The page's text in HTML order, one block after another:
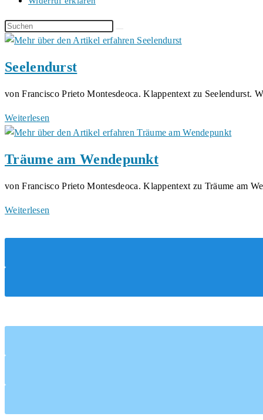
Diese
Website
Seelendurst
von Francisco Prieto Montesdeoca. Klappentext zu Seelendurst.
Weiterlesen
Träume am Wendepunkt
von Francisco Prieto Montesdeoca. Klappentext zu Träume am
Weiterlesen
Wendepunkt